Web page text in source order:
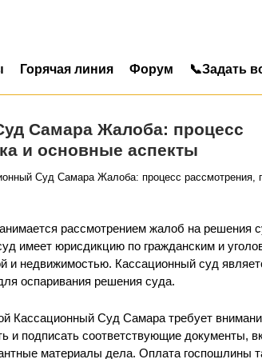
Горячая линия Форум 📞Задать
Самара Жалоба: процесс
и основные аспекты
Суд Самара Жалоба: процесс рассмотрения,
рассмотрением жалоб на решения
имеет юрисдикцию по гражданским и
и недвижимостью. Кассационный суд
оспаривания решения суда.
Кассационный Суд Самара требует
и подписать соответствующие документы,
материалы дела. Оплата госпошлины